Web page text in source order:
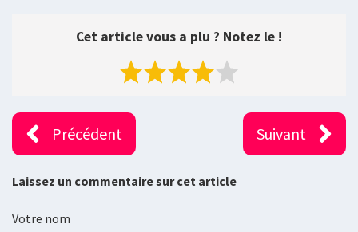
Cet article vous a plu ? Notez le !
Précédent Suivant
Laissez un commentaire sur cet article
Votre nom